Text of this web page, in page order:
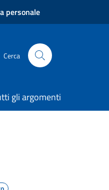
personale
Cerca
gli argomenti